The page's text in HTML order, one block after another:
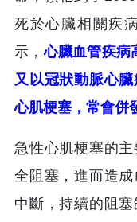
死於心臟相關疾
示，心臟血管疾病
又以冠狀動脈心
心肌梗塞，常會併
急性心肌梗塞的
全阻塞，進而造
中斷，持續的阻